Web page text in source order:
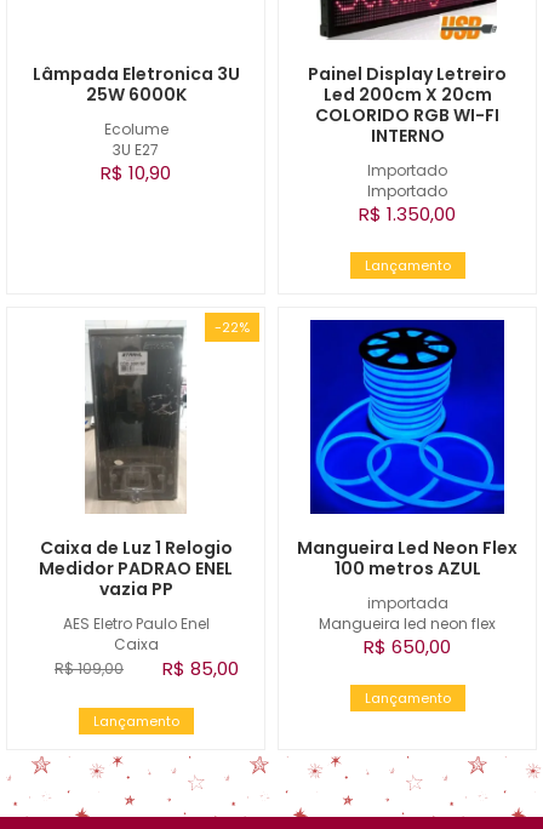
Ecolume
3U E27
Lâmpada Eletronica 3U
25W 6000K
R$ 10,90
Importado
Importado
Painel Display Letreiro
Led 200cm X 20cm
COLORIDO RGB WI-FI
INTERNO
R$ 1.350,00
Lançamento
-22%
AES Eletro Paulo Enel
Caixa
Caixa de Luz 1 Relogio
Medidor PADRAO ENEL
vazia PP
R$ 109,00 R$ 85,00
Lançamento
importada
Mangueira led neon flex
Mangueira Led Neon Flex
100 metros AZUL
R$ 650,00
Lançamento